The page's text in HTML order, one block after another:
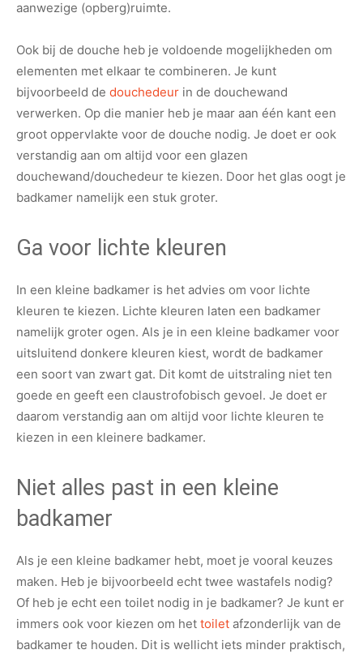
aanwezige (opberg)ruimte.
Ook bij de douche heb je voldoende mogelijkheden om
elementen met elkaar te combineren. Je kunt
bijvoorbeeld de douchedeur in de douchewand
verwerken. Op die manier heb je maar aan één kant een
groot oppervlakte voor de douche nodig. Je doet er ook
verstandig aan om altijd voor een glazen
douchewand/douchedeur te kiezen. Door het glas oogt je
badkamer namelijk een stuk groter.
Ga voor lichte kleuren
In een kleine badkamer is het advies om voor lichte
kleuren te kiezen. Lichte kleuren laten een badkamer
namelijk groter ogen. Als je in een kleine badkamer voor
uitsluitend donkere kleuren kiest, wordt de badkamer
een soort van zwart gat. Dit komt de uitstraling niet ten
goede en geeft een claustrofobisch gevoel. Je doet er
daarom verstandig aan om altijd voor lichte kleuren te
kiezen in een kleinere badkamer.
Niet alles past in een kleine
badkamer
Als je een kleine badkamer hebt, moet je vooral keuzes
maken. Heb je bijvoorbeeld echt twee wastafels nodig?
Of heb je echt een toilet nodig in je badkamer? Je kunt er
immers ook voor kiezen om het toilet afzonderlijk van de
badkamer te houden. Dit is wellicht iets minder praktisch,